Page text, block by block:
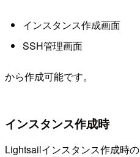
インスタンス作成画面
SSH管理画面
から作成可能です。
インスタンス作成時
Lightsailインスタンス作成時の